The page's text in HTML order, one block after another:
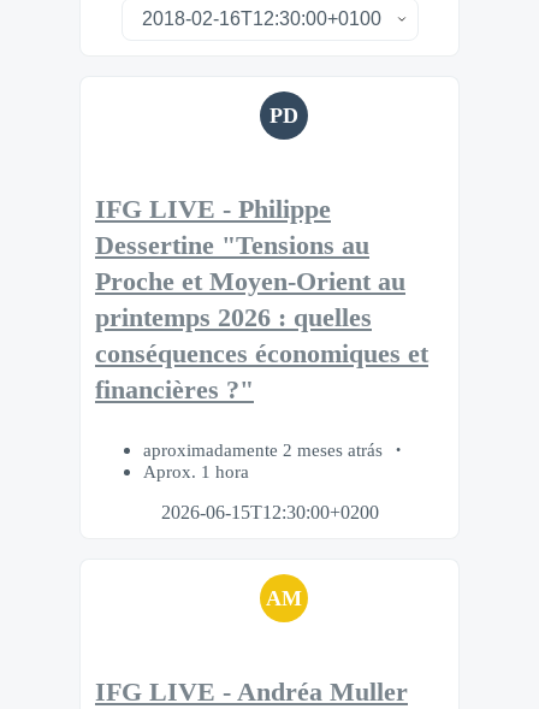
PD
IFG LIVE - Philippe
Dessertine "Tensions au
Proche et Moyen-Orient au
printemps 2026 : quelles
conséquences économiques et
financières ?"
aproximadamente 2 meses atrás
Aprox. 1 hora
2026-06-15T12:30:00+0200
AM
IFG LIVE - Andréa Muller